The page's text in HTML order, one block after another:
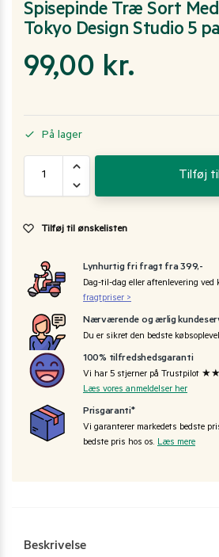
Spisepinde Træ Sort
Tokyo Design Studio 5
99,00 kr.
På lager
Tilføj
Tilføj til ønskelisten
Lynhurtig fri fragt fra 399,-
Dag-til-dag eller aftenlevering ved
fragtpriser >
Nærværende og ærlig
Du er sikret den bedste
100% tilfredshedsgaranti
Vi har 5 stjerner på Trustpilot
Læs vores anmeldelser her
Prisgaranti*
Vi garanterer markedets bedste
bedste pris hos os. Læs mere
Beskrivelse